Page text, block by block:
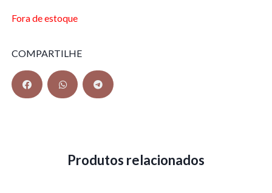
Fora de estoque
COMPARTILHE
Produtos relacionados